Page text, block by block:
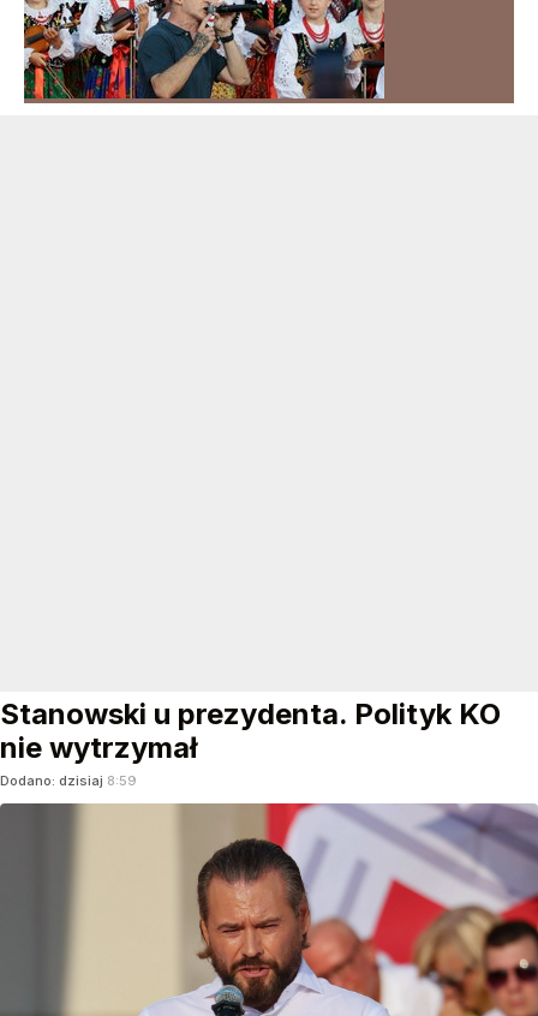
Stanowski u prezydenta. Polityk KO
nie wytrzymał
Dodano: dzisiaj 8:59